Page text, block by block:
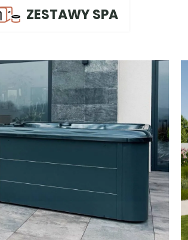
ZESTAWY SPA